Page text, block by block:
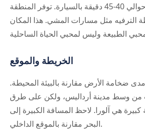
الشاطئ ومالاغا حوالي 40-45 دقيقة بالسيارة. توفر المنطقة
الترفيه مثل مسارات المشي. هذا المكان
الخريطة والموقع
ضخامة الأرض مقارنة بالبيئة المحيطة.
من وسط مدينة أرداليس، ولكن على طرق
هي آلورا. لاحظ المسافة الكبيرة إلى
البحر مقارنة بالموقع الداخلي.